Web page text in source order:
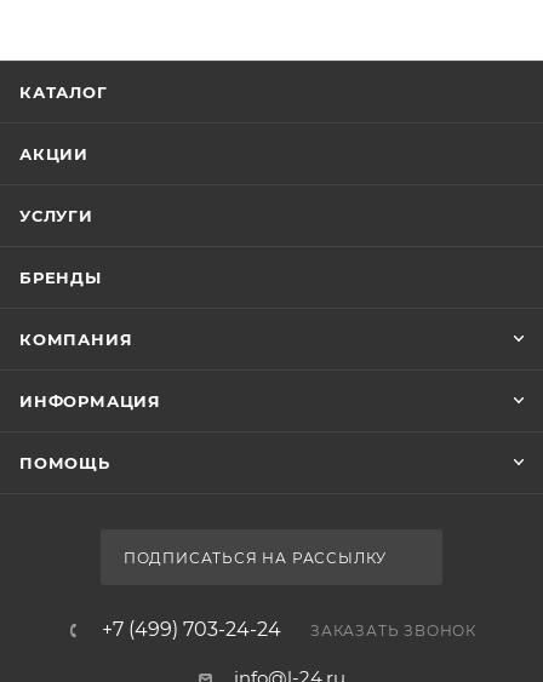
КАТАЛОГ
АКЦИИ
УСЛУГИ
БРЕНДЫ
КОМПАНИЯ
ИНФОРМАЦИЯ
ПОМОЩЬ
ПОДПИСАТЬСЯ НА РАССЫЛКУ
+7 (499) 703-24-24 ЗАКАЗАТЬ ЗВОНОК